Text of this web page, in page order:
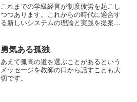
これまでの学級経営が制度疲労を起こし
つつあります。これからの時代に適合す
る新しいシステムの理論と実践を提案し
勇気ある孤独
あえて孤高の道を選ぶことがあるという
メッセージを教師の口から話すことも大
切です。